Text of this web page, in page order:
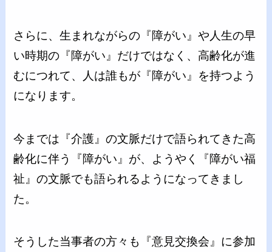
さらに、生まれながらの『障がい』や人生の早
い時期の『障がい』だけではなく、高齢化が進
むにつれて、人は誰もが『障がい』を持つよう
になります。
今までは『介護』の文脈だけで語られてきた高
齢化に伴う『障がい』が、ようやく『障がい福
祉』の文脈でも語られるようになってきまし
た。
そうした当事者の方々も『意見交換会』に参加